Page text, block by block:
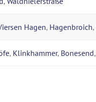
Hagen, Hagenbroich,
, Klinkhammer, Bonesend,